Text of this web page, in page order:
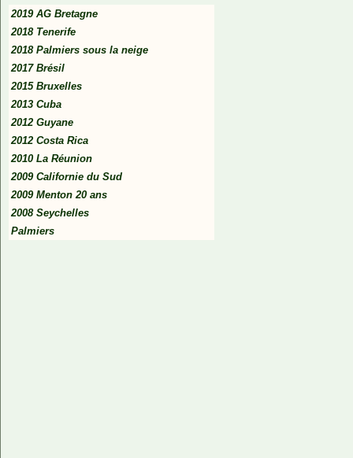
2019 AG Bretagne
2018 Tenerife
2018 Palmiers sous la neige
2017 Brésil
2015 Bruxelles
2013 Cuba
2012 Guyane
2012 Costa Rica
2010 La Réunion
2009 Californie du Sud
2009 Menton 20 ans
2008 Seychelles
Palmiers